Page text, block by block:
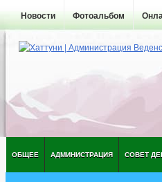
Новости Фотоальбом
ОБЩЕЕ АДМИНИСТРАЦИЯ СОВЕТ